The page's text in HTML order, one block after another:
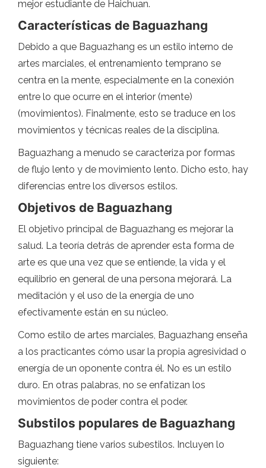
mejor estudiante de Haichuan.
Características de Baguazhang
Debido a que Baguazhang es un estilo interno de
artes marciales, el entrenamiento temprano se
centra en la mente, especialmente en la conexión
entre lo que ocurre en el interior (mente)
(movimientos). Finalmente, esto se traduce en los
movimientos y técnicas reales de la disciplina.
Baguazhang a menudo se caracteriza por formas
de flujo lento y de movimiento lento. Dicho esto, hay
diferencias entre los diversos estilos.
Objetivos de Baguazhang
El objetivo principal de Baguazhang es mejorar la
salud. La teoría detrás de aprender esta forma de
arte es que una vez que se entiende, la vida y el
equilibrio en general de una persona mejorará. La
meditación y el uso de la energía de uno
efectivamente están en su núcleo.
Como estilo de artes marciales, Baguazhang enseña
a los practicantes cómo usar la propia agresividad o
energía de un oponente contra él. No es un estilo
duro. En otras palabras, no se enfatizan los
movimientos de poder contra el poder.
Substilos populares de Baguazhang
Baguazhang tiene varios subestilos. Incluyen lo
siguiente: